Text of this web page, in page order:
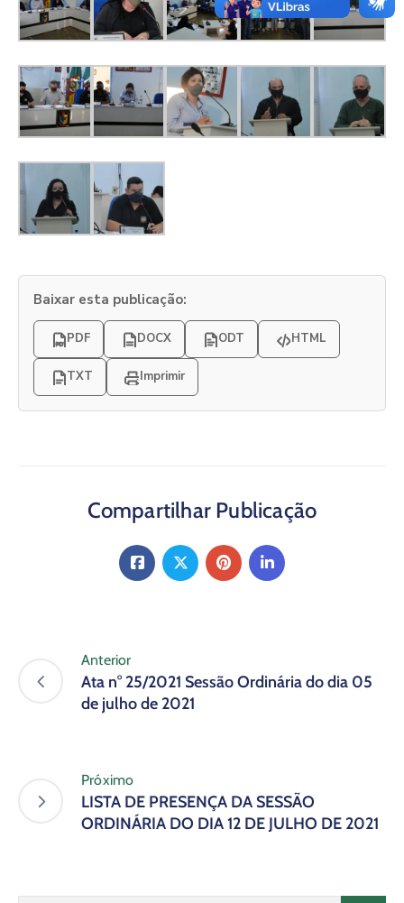
Baixar esta publicação:
PDF DOCX ODT HTML
TXT Imprimir
Compartilhar Publicação
Anterior
Ata n° 25/2021 Sessão Ordinária do dia 05
de julho de 2021
Próximo
LISTA DE PRESENÇA DA SESSÃO
ORDINÁRIA DO DIA 12 DE JULHO DE 2021